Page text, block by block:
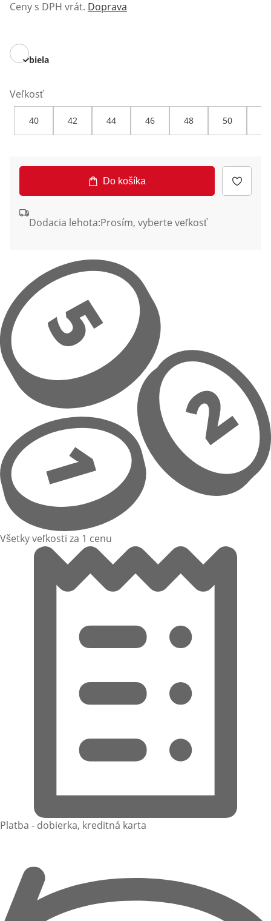
Ceny s DPH vrát. Doprava
biela
Veľkosť
40 42 44 46 48 50
Do košíka
Dodacia lehota:Prosím, vyberte veľkosť
Všetky veľkosti za 1 cenu
Platba - dobierka, kreditná karta